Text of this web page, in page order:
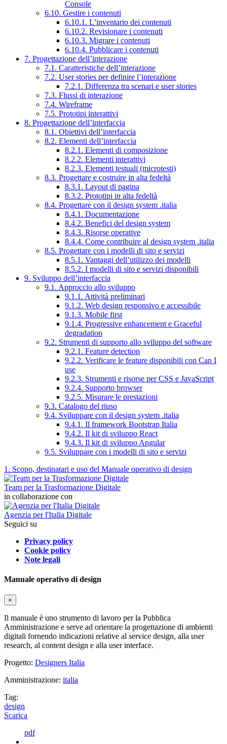
Console
6.10. Gestire i contenuti
6.10.1. L’inventario dei contenuti
6.10.2. Revisionare i contenuti
6.10.3. Migrare i contenuti
6.10.4. Pubblicare i contenuti
7. Progettazione dell’interazione
7.1. Caratteristiche dell’interazione
7.2. User stories per definire l’interazione
7.2.1. Differenza tra scenari e user stories
7.3. Flussi di interazione
7.4. Wireframe
7.5. Prototipi interattivi
8. Progettazione dell’interfaccia
8.1. Obiettivi dell’interfaccia
8.2. Elementi dell’interfaccia
8.2.1. Elementi di composizione
8.2.2. Elementi interattivi
8.2.3. Elementi testuali (microtesti)
8.3. Progettare e costruire in alta fedeltà
8.3.1. Layout di pagina
8.3.2. Prototipi in alta fedeltà
8.4. Progettare con il design system .italia
8.4.1. Documentazione
8.4.2. Benefici del design system
8.4.3. Risorse operative
8.4.4. Come contribuire al design system .italia
8.5. Progettare con i modelli di sito e servizi
8.5.1. Vantaggi dell’utilizzo dei modelli
8.5.2. I modelli di sito e servizi disponibili
9. Sviluppo dell’interfaccia
9.1. Approccio allo sviluppo
9.1.1. Attività preliminari
9.1.2. Web design responsivo e accessibile
9.1.3. Mobile first
9.1.4. Progressive enhancement e Graceful
degradation
9.2. Strumenti di supporto allo sviluppo del software
9.2.1. Feature detection
9.2.2. Verificare le feature disponibili con Can I
use
9.2.3. Strumenti e risorse per CSS e JavaScript
9.2.4. Supporto browser
9.2.5. Misurare le prestazioni
9.3. Catalogo del riuso
9.4. Sviluppare con il design system .italia
9.4.1. Il framework Bootstrap Italia
9.4.2. Il kit di sviluppo React
9.4.3. Il kit di sviluppo Angular
9.5. Sviluppare con i modelli di sito e servizi
1. Scopo, destinatari e uso del Manuale operativo di design
Team per la Trasformazione Digitale
in collaborazione con
Agenzia per l'Italia Digitale
Seguici su
Privacy policy
Cookie policy
Note legali
Manuale operativo di design
×
Il manuale è uno strumento di lavoro per la Pubblica
Amministrazione e serve ad orientare la progettazione di ambienti
digitali fornendo indicazioni relative al service design, alla user
research, al content design e alla user interface.
Progetto: Designers Italia
Amministrazione: italia
Tag:
design
Scarica
pdf